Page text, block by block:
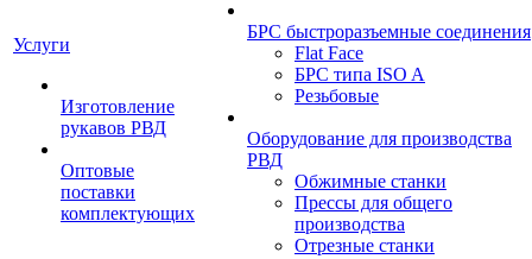
Услуги
Изготовление
рукавов РВД
Оптовые
поставки
комплектующих
БРС быстроразъемные соединения
Flat Face
БРС типа ISO A
Резьбовые
Оборудование для производства
РВД
Обжимные станки
Прессы для общего
производства
Отрезные станки